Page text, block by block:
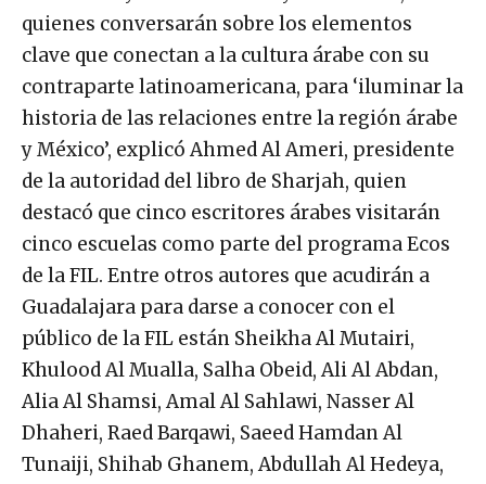
quienes conversarán sobre los elementos
clave que conectan a la cultura árabe con su
contraparte latinoamericana, para ‘iluminar la
historia de las relaciones entre la región árabe
y México’, explicó Ahmed Al Ameri, presidente
de la autoridad del libro de Sharjah, quien
destacó que cinco escritores árabes visitarán
cinco escuelas como parte del programa Ecos
de la FIL. Entre otros autores que acudirán a
Guadalajara para darse a conocer con el
público de la FIL están Sheikha Al Mutairi,
Khulood Al Mualla, Salha Obeid, Ali Al Abdan,
Alia Al Shamsi, Amal Al Sahlawi, Nasser Al
Dhaheri, Raed Barqawi, Saeed Hamdan Al
Tunaiji, Shihab Ghanem, Abdullah Al Hedeya,